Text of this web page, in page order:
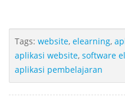
Tags: website, elearning,
aplikasi website, software
aplikasi pembelajaran